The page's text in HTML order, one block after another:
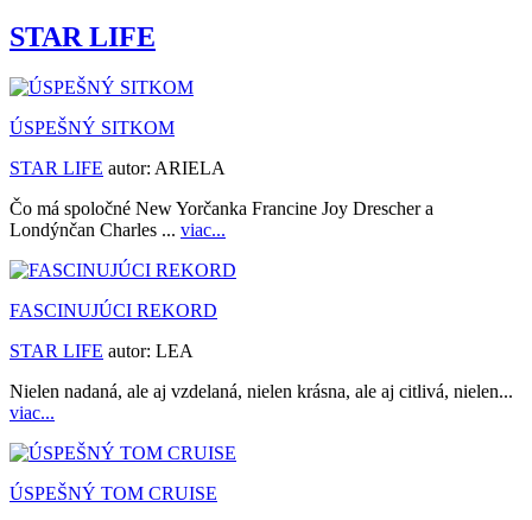
STAR LIFE
ÚSPEŠNÝ SITKOM
STAR LIFE autor: ARIELA
Čo má spoločné New Yorčanka Francine Joy Drescher a
Londýnčan Charles ... viac...
FASCINUJÚCI REKORD
STAR LIFE autor: LEA
Nielen nadaná, ale aj vzdelaná, nielen krásna, ale aj citlivá, nielen...
viac...
ÚSPEŠNÝ TOM CRUISE